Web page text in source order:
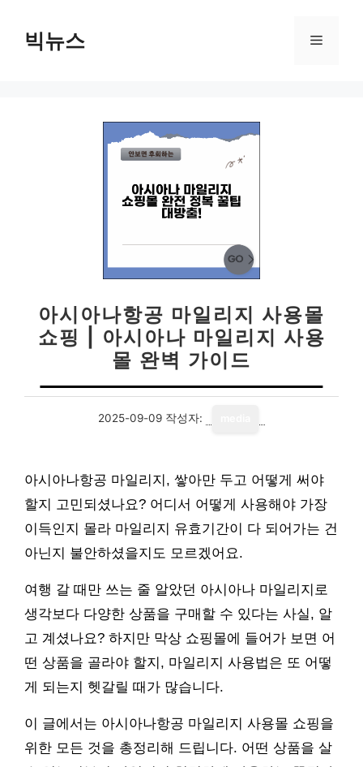
빅뉴스 메
아시아나항공 마일리지 사용몰
쇼핑 | 아시아나 마일리지 사용
몰 완벽 가이드
2025-09-09 작성자:
아시아나항공 마일리지, 쌓아만 두고 어떻게 써야
할지 고민되셨나요? 어디서 어떻게 사용해야 가장
이득인지 몰라 마일리지 유효기간이 다 되어가는 건
아닌지 불안하셨을지도 모르겠어요.
여행 갈 때만 쓰는 줄 알았던 아시아나 마일리지로
생각보다 다양한 상품을 구매할 수 있다는 사실, 알
고 계셨나요? 하지만 막상 쇼핑몰에 들어가 보면 어
떤 상품을 골라야 할지, 마일리지 사용법은 또 어떻
게 되는지 헷갈릴 때가 많습니다.
이 글에서는 아시아나항공 마일리지 사용몰 쇼핑을
위한 모든 것을 총정리해 드립니다. 어떤 상품을 살